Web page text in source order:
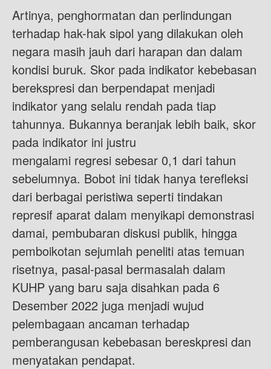
Artinya, penghormatan dan perlindungan
terhadap hak-hak sipol yang dilakukan oleh
negara masih jauh dari harapan dan dalam
kondisi buruk. Skor pada indikator kebebasan
berekspresi dan berpendapat menjadi
indikator yang selalu rendah pada tiap
tahunnya. Bukannya beranjak lebih baik, skor
pada indikator ini justru
mengalami regresi sebesar 0,1 dari tahun
sebelumnya. Bobot ini tidak hanya terefleksi
dari berbagai peristiwa seperti tindakan
represif aparat dalam menyikapi demonstrasi
damai, pembubaran diskusi publik, hingga
pemboikotan sejumlah peneliti atas temuan
risetnya, pasal-pasal bermasalah dalam
KUHP yang baru saja disahkan pada 6
Desember 2022 juga menjadi wujud
pelembagaan ancaman terhadap
pemberangusan kebebasan bereskpresi dan
menyatakan pendapat.